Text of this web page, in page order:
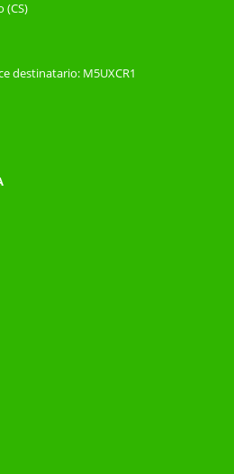
(CS)
destinatario: M5UXCR1